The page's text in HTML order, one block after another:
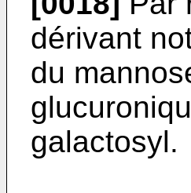
dérivant
du
galactosyl.